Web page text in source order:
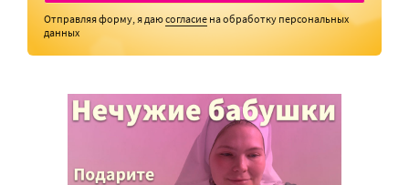
Отправляя форму, я даюсогласие на обработку персональных
данных